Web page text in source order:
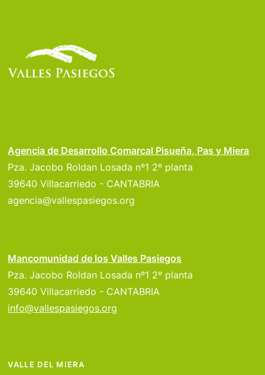
Agencia de Desarrollo Comarcal Pisueña, Pas y Miera
Pza. Jacobo Roldan Losada nº1 2º planta
39640 Villacarriedo - CANTABRIA
agencia@vallespasiegos.org
Mancomunidad de los Valles Pasiegos
Pza. Jacobo Roldan Losada nº1 2º planta
39640 Villacarriedo - CANTABRIA
info@vallespasiegos.org
VALLE DEL MIERA